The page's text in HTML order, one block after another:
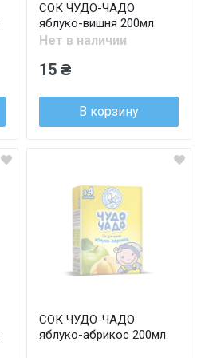
СОК ЧУДО-ЧАДО
яблуко-вишня 200мл
Нет в наличии
15 ₴
В корзину
СОК ЧУДО-ЧАДО
яблуко-абрикос 200мл